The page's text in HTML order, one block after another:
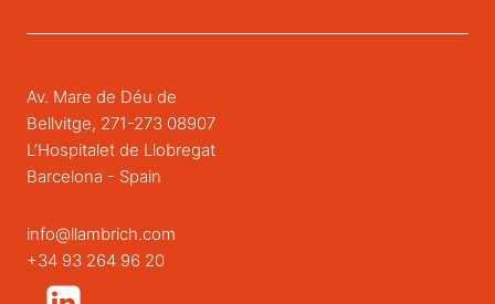
Av. Mare de Déu de
Bellvitge, 271-273 08907
L’Hospitalet de Llobregat
Barcelona - Spain
info@llambrich.com
+34 93 264 96 20